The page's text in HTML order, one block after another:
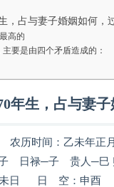
，占与妻子婚姻如何，
高的
要是由四个矛盾造成的：
年生，占与妻
历时间：乙未年正
日禄─子 贵人─巳
日 日 空：申酉